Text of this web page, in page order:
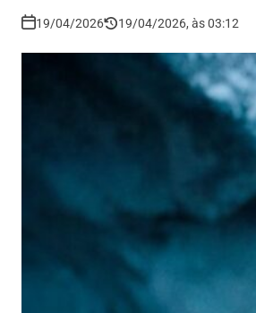
19/04/2026 19/04/2026, às 03:12